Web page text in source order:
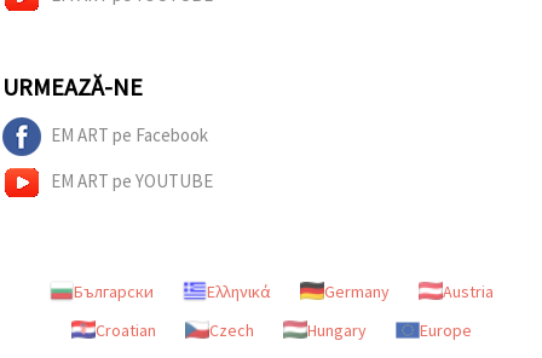
URMEAZĂ-NE
EM ART pe Facebook
EM ART pe YOUTUBE
Български Ελληνικά Germany
Austria
Croatian
Czech Hungary
Europe